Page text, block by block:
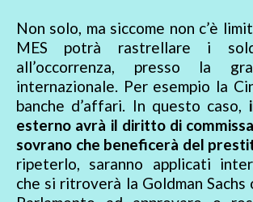
Non solo, ma siccome non c’è
MES potrà rastrellare i
all’occorrenza, presso la
internazionale. Per esempio la
banche d’affari. In questo caso,
esterno avrà il diritto di
sovrano che beneficerà del
ripeterlo, saranno applicati
che si ritroverà la Goldman Sachs